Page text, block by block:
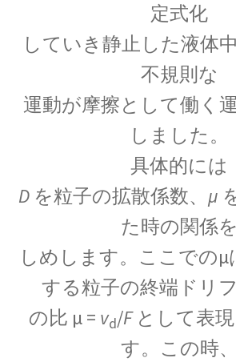
レンツ_Heinrich Friedrich Emil Lenz
起電力を法則化】
【トピック】
受勲について
【イギリスの叙勲・
A・A・マイケルソ
【稀代の実験｜エーテ
定式化
していき静止した液体
不規則な
運動が摩擦として働く
しました。
具体的には
D を粒子の拡散係数、 μ
た時の関係を
しめします。ここでのμ
する粒子の終端ドリ
の比 μ = vd/Fとして表
す。この時、